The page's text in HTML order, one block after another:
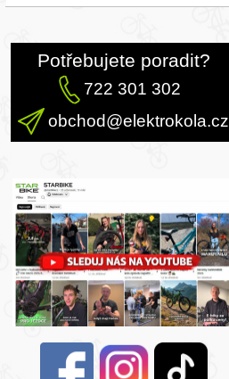
Potřebujete poradit?
722 301 302
obchod@elektrokola.cz